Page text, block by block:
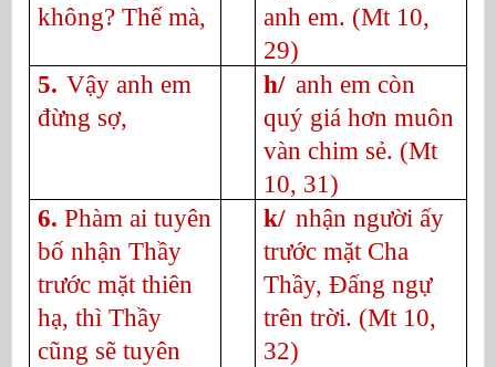
không? Thế mà,
anh em. (Mt 10,
29)
5. Vậy anh em
đừng sợ,
h/ anh em còn
quý giá hơn muôn
vàn chim sẻ. (Mt
10, 31)
6. Phàm ai tuyên
bố nhận Thầy
trước mặt thiên
hạ, thì Thầy
cũng sẽ tuyên
k/ nhận người ấy
trước mặt Cha
Thầy, Đấng ngự
trên trời. (Mt 10,
32)